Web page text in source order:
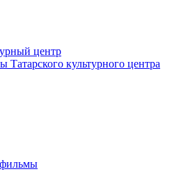
центр
Татарского культурного центра